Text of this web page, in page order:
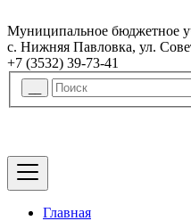
Муниципальное бюджетное
с. Нижняя Павловка, ул.
+7 (3532) 39-73-41
Главная